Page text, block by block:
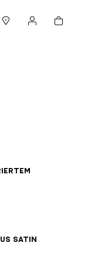
Warenkorb
485052
Satin